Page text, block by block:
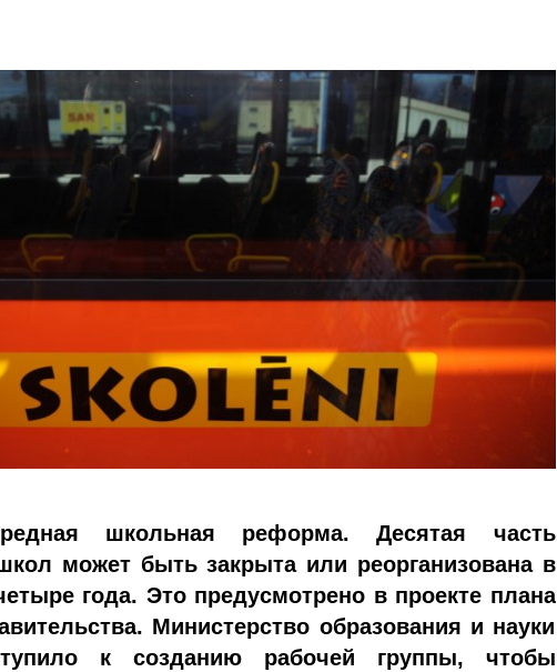
школьная реформа. Десятая часть
может быть закрыта или реорганизована в
года. Это предусмотрено в проекте плана
Министерство образования и науки
к созданию рабочей группы, чтобы